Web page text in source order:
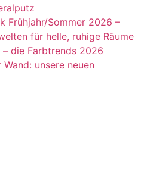
Frühjahr/Sommer 2026 –
für helle, ruhige Räume
– die Farbtrends 2026
unsere neuen